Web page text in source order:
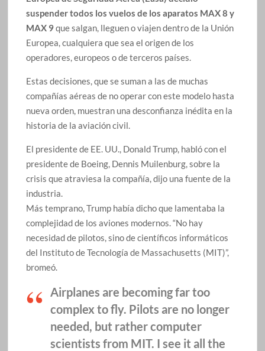
suspender todos los vuelos de los aparatos MAX 8 y
MAX 9que salgan, lleguen o viajen dentro de la Unión
Europea, cualquiera que sea el origen de los
operadores, europeos o de terceros países.
Estas decisiones, que se suman a las de muchas
compañías aéreas de no operar con este modelo hasta
nueva orden, muestran una desconfianza inédita en la
historia de la aviación civil.
El presidente de EE. UU., Donald Trump, habló con el
presidente de Boeing, Dennis Muilenburg, sobre la
crisis que atraviesa la compañía, dijo una fuente de la
industria.
Más temprano, Trump había dicho que lamentaba la
complejidad de los aviones modernos. “No hay
necesidad de pilotos, sino de científicos informáticos
del Instituto de Tecnología de Massachusetts (MIT)”,
bromeó.
Airplanes are becoming far too
complex to fly. Pilots are no longer
needed, but rather computer
scientists from MIT. I see it all the